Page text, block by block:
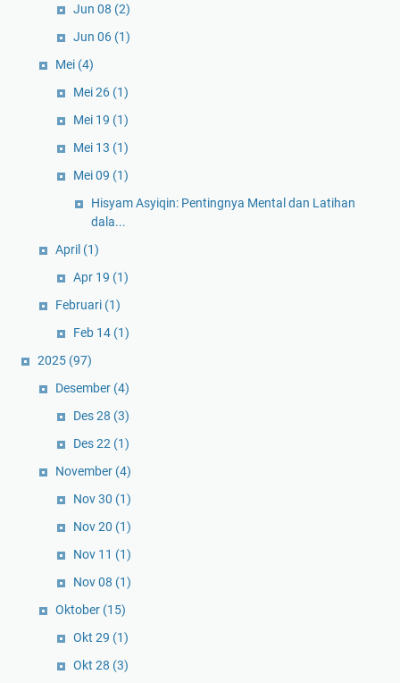
Jun 08 (2)
Jun 06 (1)
Mei (4)
Mei 26 (1)
Mei 19 (1)
Mei 13 (1)
Mei 09 (1)
Hisyam Asyiqin: Pentingnya Mental dan Latihan
dala...
April (1)
Apr 19 (1)
Februari (1)
Feb 14 (1)
2025 (97)
Desember (4)
Des 28 (3)
Des 22 (1)
November (4)
Nov 30 (1)
Nov 20 (1)
Nov 11 (1)
Nov 08 (1)
Oktober (15)
Okt 29 (1)
Okt 28 (3)